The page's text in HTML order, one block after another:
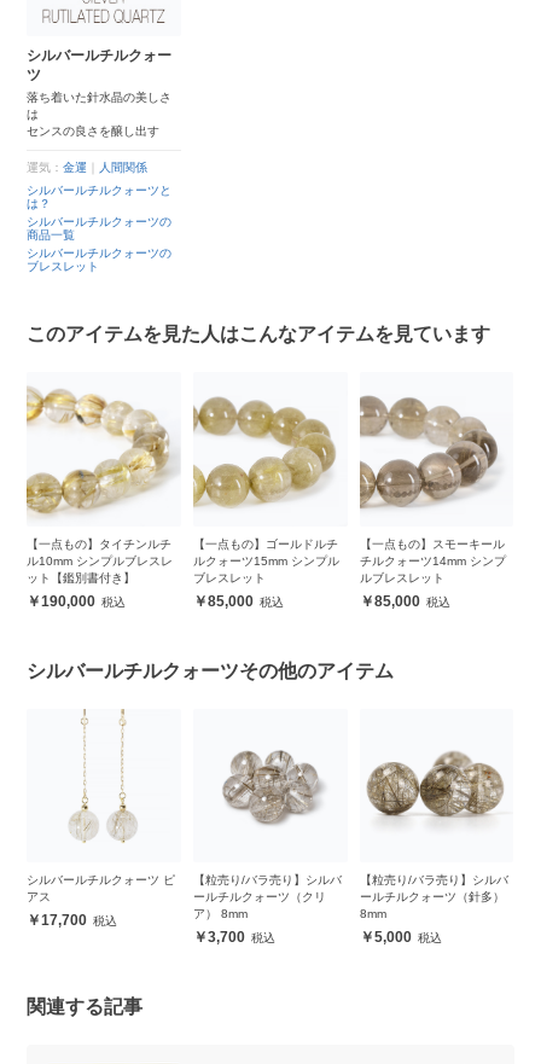
シルバールチルクォー
ツ
落ち着いた針水晶の美しさ
は
センスの良さを醸し出す
運気：金運
人間関係
シルバールチルクォーツと
は？
シルバールチルクォーツの
商品一覧
シルバールチルクォーツの
ブレスレット
このアイテムを見た人はこんなアイテムを見ています
【一点もの】タイチンルチ
ル10mm シンプルブレスレ
ット【鑑別書付き】
190,000
【一点もの】ゴールドルチ
ルクォーツ15mm シンプル
ブレスレット
85,000
【一点もの】スモーキール
チルクォーツ14mm シンプ
ルブレスレット
85,000
シルバールチルクォーツその他のアイテム
シルバールチルクォーツ ピ
アス
17,700
【粒売り/バラ売り】シルバ
ールチルクォーツ（クリ
ア） 8mm
3,700
【粒売り/バラ売り】シルバ
ールチルクォーツ（針多）
8mm
5,000
関連する記事